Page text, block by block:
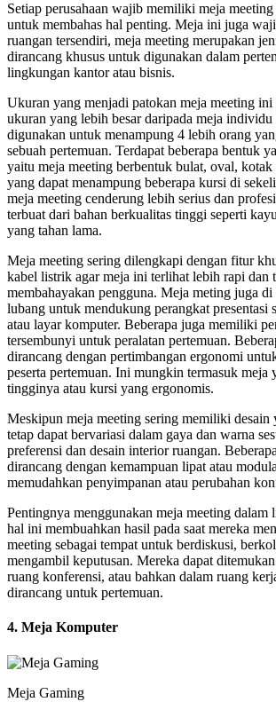
Setiap perusahaan wajib memiliki meja meeting
untuk membahas hal penting. Meja ini juga
ruangan tersendiri, meja meeting merupakan
dirancang khusus untuk digunakan dalam
lingkungan kantor atau bisnis.
Ukuran yang menjadi patokan meja meeting
ukuran yang lebih besar daripada meja individu
digunakan untuk menampung 4 lebih orang
sebuah pertemuan. Terdapat beberapa bentuk
yaitu meja meeting berbentuk bulat, oval, kotak
yang dapat menampung beberapa kursi di
meja meeting cenderung lebih serius dan
terbuat dari bahan berkualitas tinggi seperti
yang tahan lama.
Meja meeting sering dilengkapi dengan fitur
kabel listrik agar meja ini terlihat lebih rapi dan
membahayakan pengguna. Meja meting juga
lubang untuk mendukung perangkat presentasi
atau layar komputer. Beberapa juga memiliki
tersembunyi untuk peralatan pertemuan.
dirancang dengan pertimbangan ergonomi
peserta pertemuan. Ini mungkin termasuk meja
tingginya atau kursi yang ergonomis.
Meskipun meja meeting sering memiliki desain
tetap dapat bervariasi dalam gaya dan warna
preferensi dan desain interior ruangan.
dirancang dengan kemampuan lipat atau
memudahkan penyimpanan atau perubahan
Pentingnya menggunakan meja meeting dalam
hal ini membuahkan hasil pada saat mereka
meeting sebagai tempat untuk berdiskusi,
mengambil keputusan. Mereka dapat
ruang konferensi, atau bahkan dalam ruang
dirancang untuk pertemuan.
4. Meja Komputer
Meja Gaming